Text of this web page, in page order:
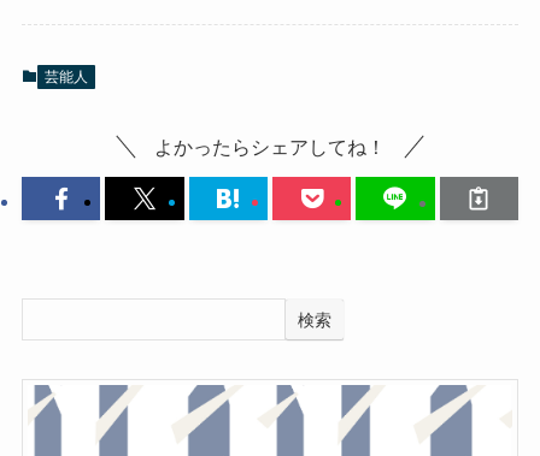
芸能人
よかったらシェアしてね！
検索